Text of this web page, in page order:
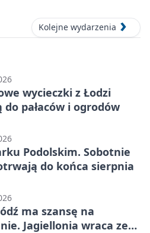
Kolejne wydarzenia
wycieczki z Łodzi
do pałaców i ogrodów
Podolskim. Sobotnie
do końca sierpnia
ma szansę na
Jagiellonia wraca ze